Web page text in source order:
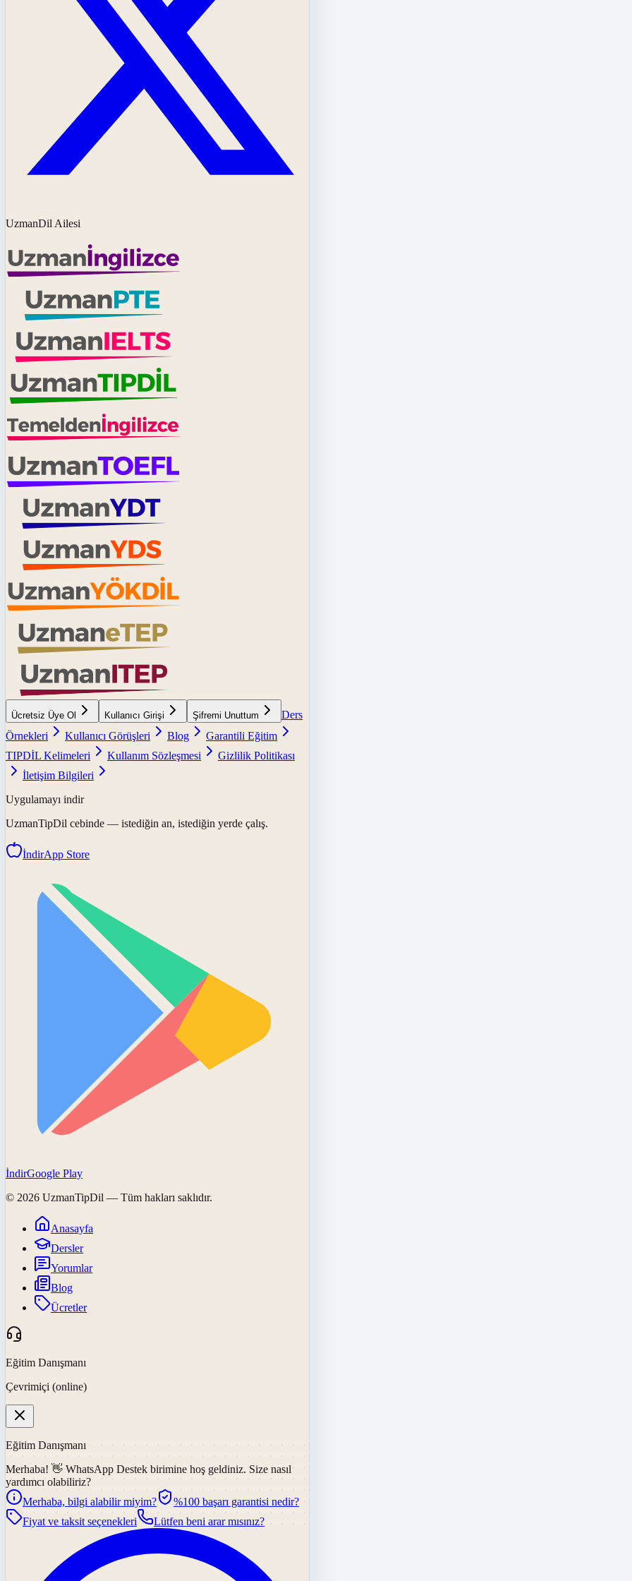
UzmanDil Ailesi
Ücretsiz Üye Ol Kullanıcı Girişi Şifremi Unuttum
Ders
Örnekleri
Kullanıcı Görüşleri Blog
Garantili Eğitim
TIPDİL Kelimeleri
Kullanım Sözleşmesi
Gizlilik Politikası
İletişim Bilgileri
Uygulamayı indir
UzmanTipDil cebinde — istediğin an, istediğin yerde çalış.
İndirApp Store
İndirGoogle Play
© 2026 UzmanTipDil — Tüm hakları saklıdır.
Anasayfa
Dersler
Yorumlar
Blog
Ücretler
Eğitim Danışmanı
Çevrimiçi (online)
Eğitim Danışmanı
Merhaba! 👋 WhatsApp Destek birimine hoş geldiniz. Size nasıl
yardımcı olabiliriz?
Merhaba, bilgi alabilir miyim?
%100 başarı garantisi nedir?
Fiyat ve taksit seçenekleri
Lütfen beni arar mısınız?